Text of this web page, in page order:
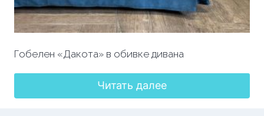
Гобелен «Дакота» в обивке дивана
Читать далее